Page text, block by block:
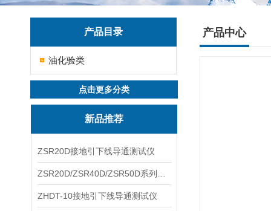
产品目录
油化验类
点击更多分类
新品推荐
ZSR20D接地引下线导通测试仪
ZHDT-10接地引下线导通测试仪
产品中心